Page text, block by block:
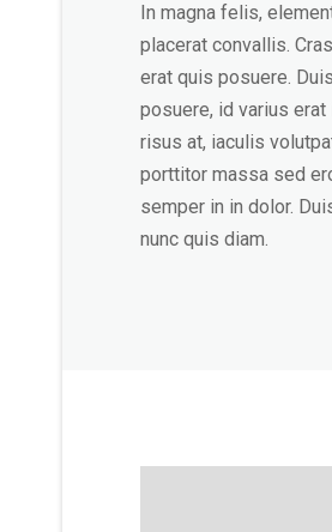
In magna felis,
placerat convallis.
erat quis posuere.
posuere, id varius
risus at, iaculis
porttitor massa sed
semper in in dolor.
nunc quis diam.